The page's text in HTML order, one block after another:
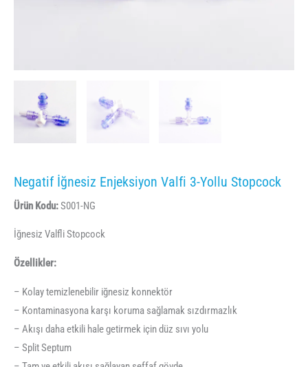
Negatif İğnesiz Enjeksiyon Valfi 3-Yollu Stopcock
Ürün Kodu:S001-NG
İğnesiz Valfli Stopcock
Özellikler:
– Kolay temizlenebilir iğnesiz konnektör
– Kontaminasyona karşı koruma sağlamak sızdırmazlık
– Akışı daha etkili hale getirmek için düz sıvı yolu
– Split Septum